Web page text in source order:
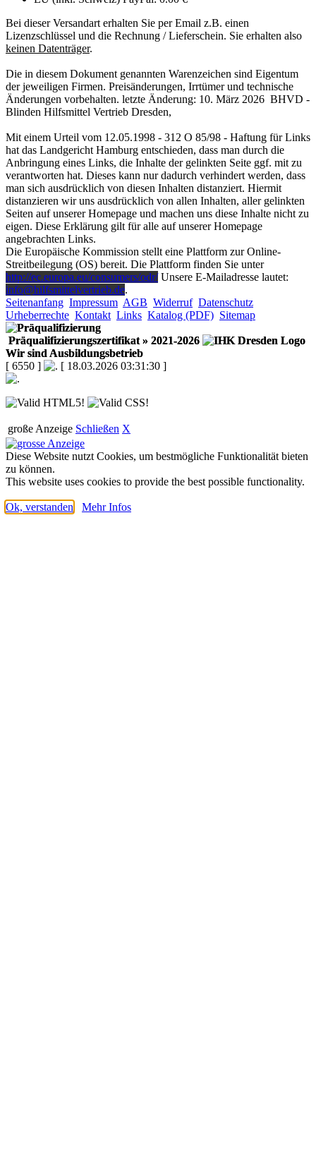
Bei dieser Versandart erhalten Sie per Email z.B. einen
Lizenzschlüssel und die Rechnung / Lieferschein. Sie erhalten also
keinen Datenträger.
Die in diesem Dokument genannten Warenzeichen sind Eigentum
der jeweiligen Firmen. Preisänderungen, Irrtümer und technische
Änderungen vorbehalten. letzte Änderung: 10. März 2026 BHVD -
Blinden Hilfsmittel Vertrieb Dresden,
Mit einem Urteil vom 12.05.1998 - 312 O 85/98 - Haftung für Links
hat das Landgericht Hamburg entschieden, dass man durch die
Anbringung eines Links, die Inhalte der gelinkten Seite ggf. mit zu
verantworten hat. Dieses kann nur dadurch verhindert werden, dass
man sich ausdrücklich von diesen Inhalten distanziert. Hiermit
distanzieren wir uns ausdrücklich von allen Inhalten, aller gelinkten
Seiten auf unserer Homepage und machen uns diese Inhalte nicht zu
eigen. Diese Erklärung gilt für alle auf unserer Homepage
angebrachten Links.
Die Europäische Kommission stellt eine Plattform zur Online-
Streitbeilegung (OS) bereit. Die Plattform finden Sie unter
http://ec.europa.eu/consumers/odr/Unsere E-Mailadresse lautet:
info@hilfsmittelvertrieb.de.
Seitenanfang Impressum AGB Widerruf Datenschutz
Urheberrechte Kontakt Links Katalog (PDF) Sitemap
Präqualifizierungszertifikat » 2021-2026
Wir sind Ausbildungsbetrieb
[ 6550 ]
[ 18.03.2026 03:31:30 ]
große Anzeige Schließen X
Diese Website nutzt Cookies, um bestmögliche Funktionalität bieten
zu können.
This website uses cookies to provide the best possible functionality.
Ok, verstanden Mehr Infos